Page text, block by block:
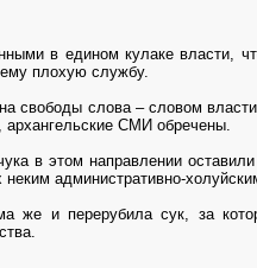
в едином кулаке власти,
плохую службу.
свободы слова – словом
СМИ обречены.
в этом направлении
административно-
же и перерубила сук, за